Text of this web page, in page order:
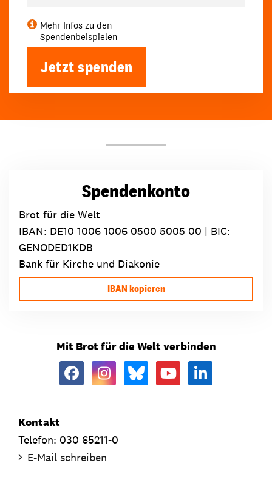
Mehr Infos zu den
Spendenbeispielen
Jetzt spenden
Spendenkonto
Brot für die Welt
IBAN: DE10 1006 1006 0500 5005 00 | BIC:
GENODED1KDB
Bank für Kirche und Diakonie
IBAN kopieren
Mit Brot für die Welt verbinden
Kontakt
Telefon: 030 65211-0
E-Mail schreiben